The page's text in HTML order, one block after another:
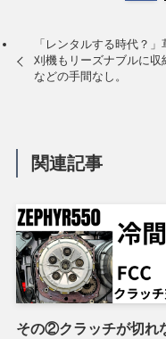
「レンタルする時代？」
刈機もリーズナブルに収
などの手間なし。
関連記事
その②クラッチが切れ